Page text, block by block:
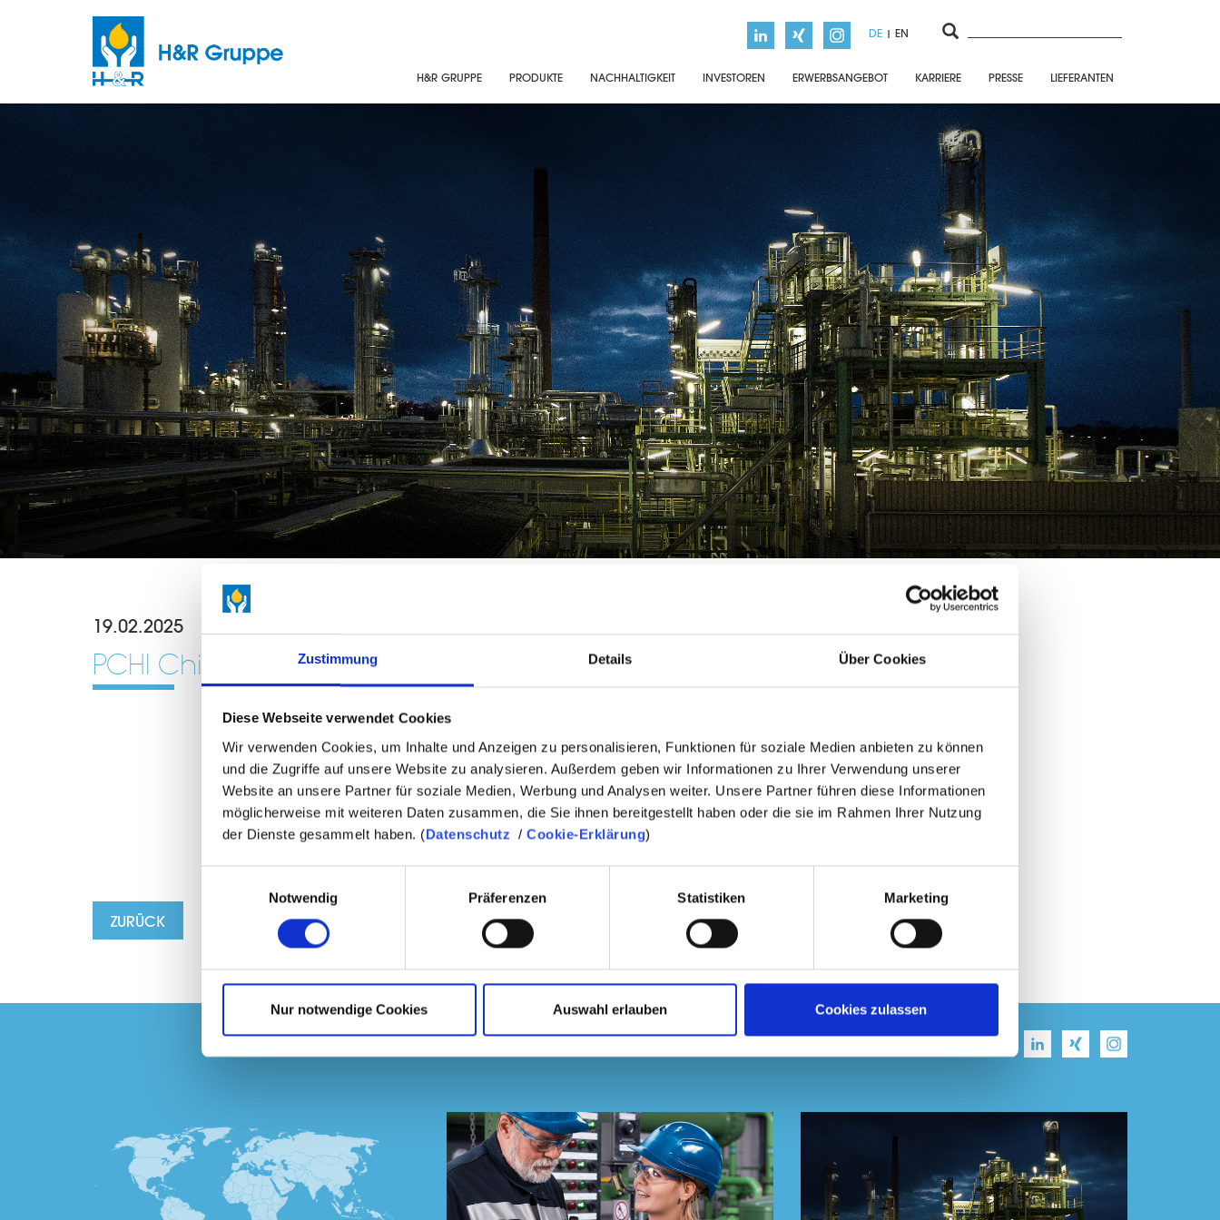
Zustimmung Details Über Cookies
Diese Webseite verwendet Cookies
Wir verwenden Cookies, um Inhalte und Anzeigen zu personalisieren, Funktionen für soziale Medien anbieten zu können
und die Zugriffe auf unsere Website zu analysieren. Außerdem geben wir Informationen zu Ihrer Verwendung unserer
Website an unsere Partner für soziale Medien, Werbung und Analysen weiter. Unsere Partner führen diese Informationen
möglicherweise mit weiteren Daten zusammen, die Sie ihnen bereitgestellt haben oder die sie im Rahmen Ihrer Nutzung
der Dienste gesammelt haben. (Datenschutz / Cookie-Erklärung)
Notwendig
Präferenzen Statistiken Marketing
Nur notwendige Cookies Auswahl erlauben Cookies zulassen
DE EN
H&R GRUPPE PRODUKTE NACHHALTIGKEIT INVESTOREN ERWERBSANGEBOT KARRIERE PRESSE LIEFERANTEN
19.02.2025
PCHI China 2025, Guangzhou, China
H&R China (Ningbo) Co.,Ltd. will participate in the PCHI China 2025 in
Guangzhou which will be hold from February 19-21, 2025.
Please visit us at5J19.
Find more information on :https://www.pchi-china.com/en
ZURÜCK